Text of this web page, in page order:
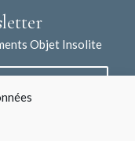
Objet Insolite